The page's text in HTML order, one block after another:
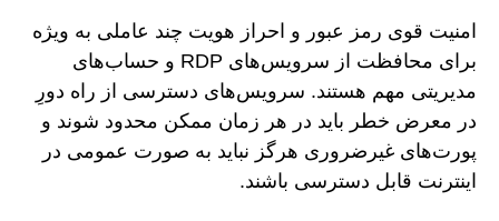
امنیت قوی رمز عبور و احراز هویت چند عاملی به ویژه
برای محافظت از سرویس‌های RDP و حساب‌های
مدیریتی مهم هستند. سرویس‌های دسترسی از راه دورِ
در معرض خطر باید در هر زمان ممکن محدود شوند و
پورت‌های غیرضروری هرگز نباید به صورت عمومی در
اینترنت قابل دسترسی باشند.